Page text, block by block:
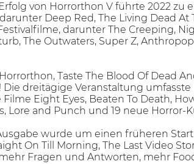
von Horrorthon V führte 2022
Deep Red, The Living Dead
darunter The Creeping,
The Outwaters, Super Z,
Taste The Blood Of Dead
Die dreitägige Veranstaltung
Eight Eyes, Beaten To Death,
Lore and Punch und 19 neue Horror-
wurde um einen früheren
On Till Morning, The Last Video
Fragen und Antworten, mehr